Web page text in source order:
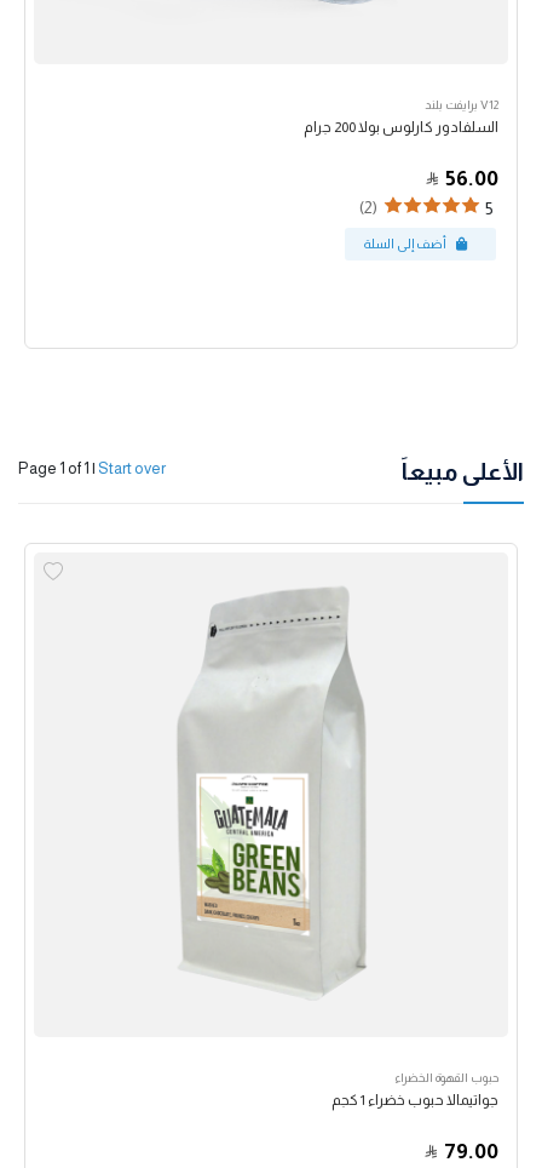
V12 برايفت بلند
السلفادور كارلوس بولا 200 جرام
56.00
5
(2)
الأعلى مبيعاً Page 1 of 1 | Start over
حبوب القهوة الخضراء
جواتيمالا حبوب خضراء 1 كجم
79.00